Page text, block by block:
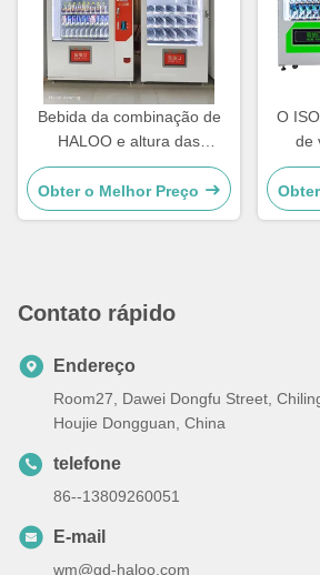
Bebida da combinação de
HALOO e altura das
máquinas de venda
automática 1920mm do
petisco
Obter o Melhor Preço
O
de
tela
Contato rápido
Endereço
Room27, Dawei Dongfu Street,
Houjie Dongguan, China
telefone
86--13809260051
E-mail
wm@gd-haloo.com